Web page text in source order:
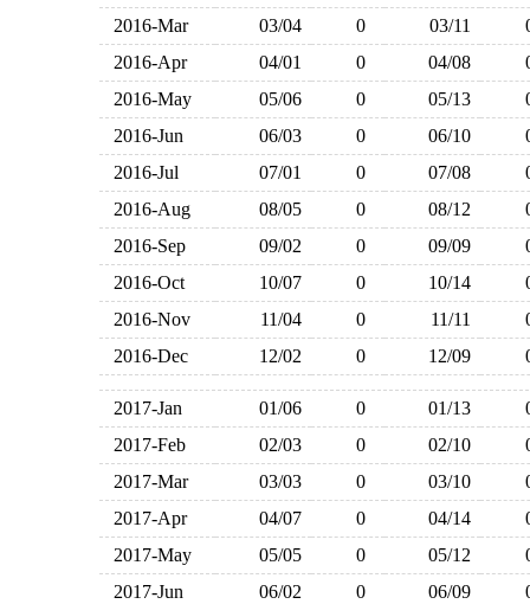
2016-Mar
03/04 0 03/11
2016-Apr
04/01 0 04/08
2016-May
05/06 0 05/13
2016-Jun
06/03 0 06/10
2016-Jul
07/01 0 07/08
2016-Aug
08/05 0 08/12
2016-Sep
09/02 0 09/09
2016-Oct
10/07 0 10/14
2016-Nov
11/04 0 11/11
2016-Dec
12/02 0 12/09
2017-Jan 01/06 0 01/13
2017-Feb
02/03 0 02/10
2017-Mar
03/03 0 03/10
2017-Apr
04/07 0 04/14
2017-May
05/05 0 05/12
2017-Jun
06/02 0 06/09